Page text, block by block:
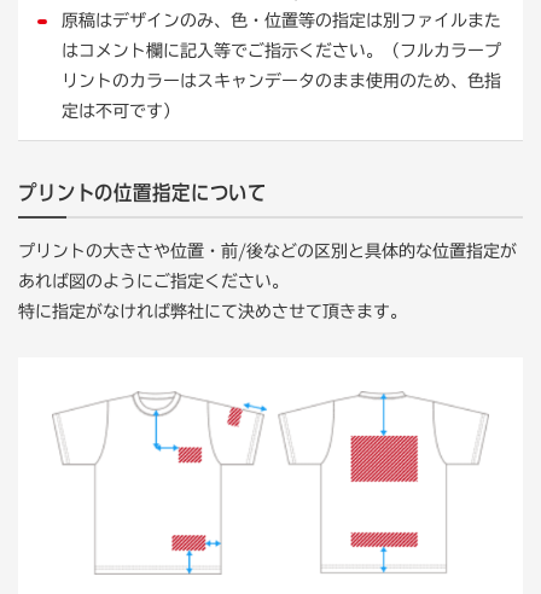
原稿はデザインのみ、色・位置等の指定は別ファイルまた
はコメント欄に記入等でご指示ください。（フルカラープ
リントのカラーはスキャンデータのまま使用のため、色指
定は不可です）
プリントの位置指定について
プリントの大きさや位置・前/後などの区別と具体的な位置指定が
あれば図のようにご指定ください。
特に指定がなければ弊社にて決めさせて頂きます。